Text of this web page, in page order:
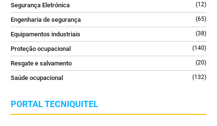
Segurança Eletrónica (12)
Engenharia de segurança (65)
Equipamentos industriais (38)
Proteção ocupacional (140)
Resgate e salvamento (20)
Saúde ocupacional (132)
PORTAL TECNIQUITEL